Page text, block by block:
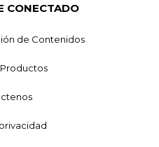
CONECTADO
de Contenidos